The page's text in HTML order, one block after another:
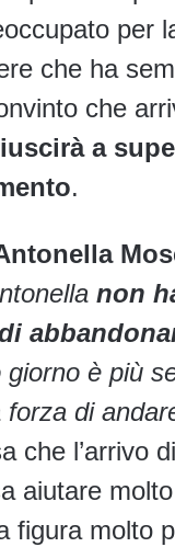
per
che ha
che
a
.
non
giorno è più
di
che l’arrivo
aiutare
figura molto